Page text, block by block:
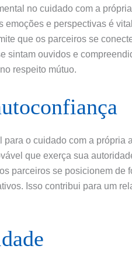
no cuidado com a
emoções e perspectivas é
que os parceiros se
sintam ouvidos e
respeito mútuo.
o cuidado com a própria
que exerça sua
parceiros se posicionem de
Isso contribui para um